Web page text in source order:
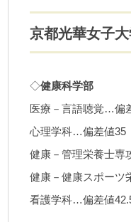
京都光華女子
◇健康科学部
医療－言語聴覚…偏
心理学科…偏差値35
健康－管理栄養士
健康－健康スポー
看護学科…偏差値